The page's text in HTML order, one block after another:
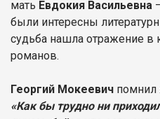
мать Евдокия Васильевна
были интересны
судьба нашла отражение в
романов.
Георгий Мокеевич помнил
«Как бы трудно ни